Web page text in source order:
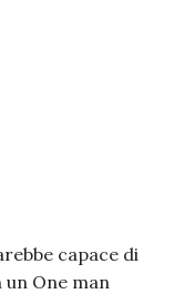
capace di
One man